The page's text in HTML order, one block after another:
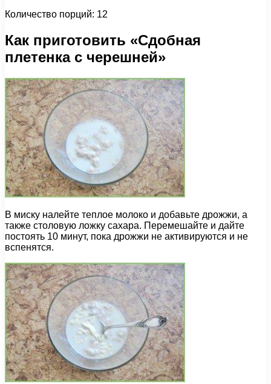
Количество порций: 12
Как приготовить «Сдобная
плетенка с черешней»
В миску налейте теплое молоко и добавьте дрожжи, а
также столовую ложку сахара. Перемешайте и дайте
постоять 10 минут, пока дрожжи не активируются и не
вспенятся.